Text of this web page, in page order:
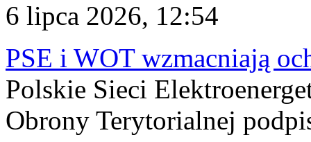
6 lipca 2026, 12:54
PSE i WOT wzmacniają
Polskie Sieci
Obrony Terytorialnej